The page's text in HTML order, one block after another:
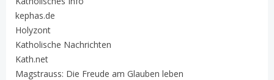
kephas.de
Holyzont
Katholische Nachrichten
Kath.net
Magstrauss: Die Freude am Glauben leben